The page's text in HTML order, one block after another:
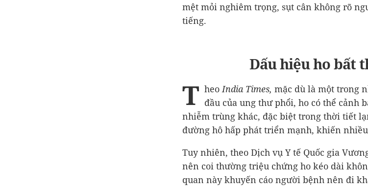
mệt mỏi nghiêm trọng, sụt cân không rõ
tiếng.
Dấu hiệu ho bất
T heoIndia Times, mặc dù là một trong
đầu của ung thư phổi, ho có thể cảnh
nhiễm trùng khác, đặc biệt trong thời tiết
đường hô hấp phát triển mạnh, khiến
Tuy nhiên, theo Dịch vụ Y tế Quốc gia
nên coi thường triệu chứng ho kéo dài
quan này khuyến cáo người bệnh nên đi